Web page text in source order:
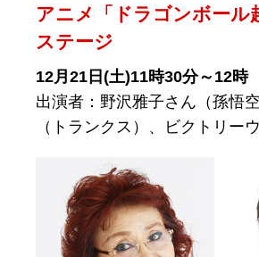
アニメ「ドラゴンボール
ステージ
12月21日(土)11時30分～12時
出演者：野沢雅子さん（孫悟
（トランクス）、ビクトリー